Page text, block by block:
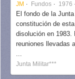
JM Fundos 1976
El fondo de la
constitución de
disolución en 1983.
reuniones llevadas
...
Junta Militar***